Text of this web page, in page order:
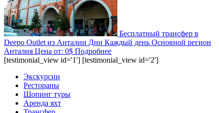
Бесплатный трансфер в
Deepo Outlet из Анталии Дни Каждый день Основной регион
Анталия Цена от: 0$ Подробнее
[testimonial_view id='1'] [testimonial_view id='2']
Экскурсии
Рестораны
Шопинг туры
Аренда яхт